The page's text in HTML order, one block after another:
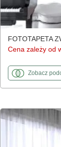
FOTOTAPETA
Cena zależy od
Zobacz